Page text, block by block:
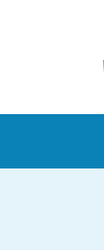
Term SOFR
Wat is CPI
Wat is HICP
Euribor
ESTER historie